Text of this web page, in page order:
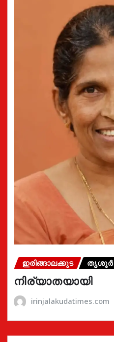
ഇരിങ്ങാലക്കുട തൃശൂർ
നിര്യാതയായി
irinjalakudatimes.com